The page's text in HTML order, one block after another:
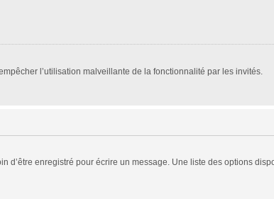
l’utilisation malveillante de la fonctionnalité par les invités.
enregistré pour écrire un message. Une liste des options